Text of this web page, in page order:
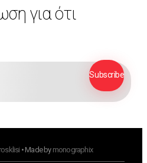
για ότι
• Made bymonographix